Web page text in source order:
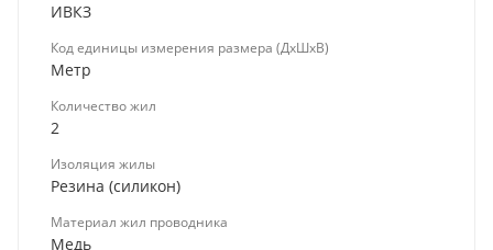
ИВКЗ
Код единицы измерения размера (ДхШхВ)
Метр
Количество жил
2
Изоляция жилы
Резина (силикон)
Материал жил проводника
Медь